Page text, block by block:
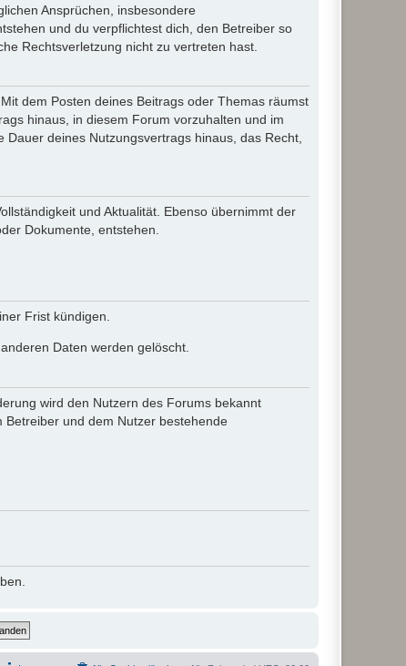
Ansprüchen, insbesondere
und du verpflichtest dich, den Betreiber so
Rechtsverletzung nicht zu vertreten hast.
dem Posten deines Beitrags oder Themas räumst
hinaus, in diesem Forum vorzuhalten und im
deines Nutzungsvertrags hinaus, das Recht,
und Aktualität. Ebenso übernimmt der
Dokumente, entstehen.
Frist kündigen.
Daten werden gelöscht.
wird den Nutzern des Forums bekannt
und dem Nutzer bestehende